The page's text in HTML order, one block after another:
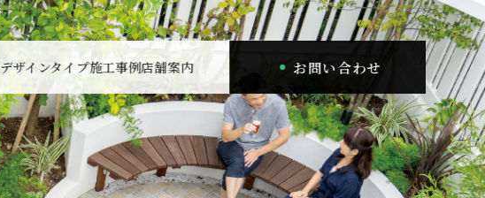
デザインタイプ施工事例店舗案内 お問い合わせ